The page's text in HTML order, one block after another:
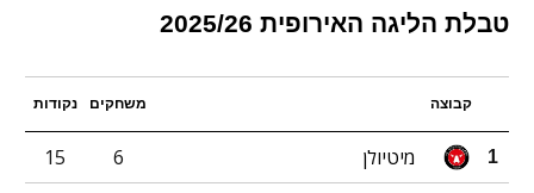
טבלת הליגה האירופית 2025/26
קבוצה משחקים נקודות
1 מיטיולן 6
15